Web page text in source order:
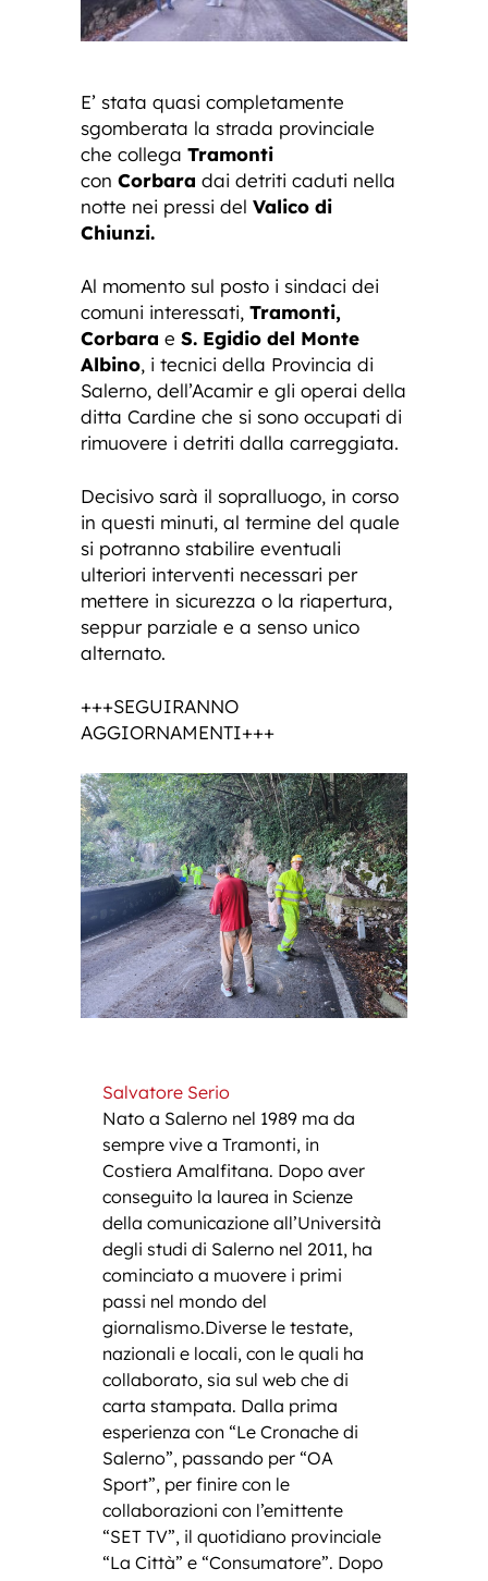
E’ stata quasi completamente
sgomberata la strada provinciale
che collega Tramonti
con Corbara dai detriti caduti nella
notte nei pressi del Valico di
Chiunzi.
Al momento sul posto i sindaci dei
comuni interessati, Tramonti,
Corbara e S. Egidio del Monte
Albino, i tecnici della Provincia di
Salerno, dell’Acamir e gli operai della
ditta Cardine che si sono occupati di
rimuovere i detriti dalla carreggiata.
Decisivo sarà il sopralluogo, in corso
in questi minuti, al termine del quale
si potranno stabilire eventuali
ulteriori interventi necessari per
mettere in sicurezza o la riapertura,
seppur parziale e a senso unico
alternato.
+++SEGUIRANNO
AGGIORNAMENTI+++
Salvatore Serio
Nato a Salerno nel 1989 ma da
sempre vive a Tramonti, in
Costiera Amalfitana. Dopo aver
conseguito la laurea in Scienze
della comunicazione all’Università
degli studi di Salerno nel 2011, ha
cominciato a muovere i primi
passi nel mondo del
giornalismo.Diverse le testate,
nazionali e locali, con le quali ha
collaborato, sia sul web che di
carta stampata. Dalla prima
esperienza con “Le Cronache di
Salerno”, passando per “OA
Sport”, per finire con le
collaborazioni con l’emittente
“SET TV”, il quotidiano provinciale
“La Città” e “Consumatore”. Dopo